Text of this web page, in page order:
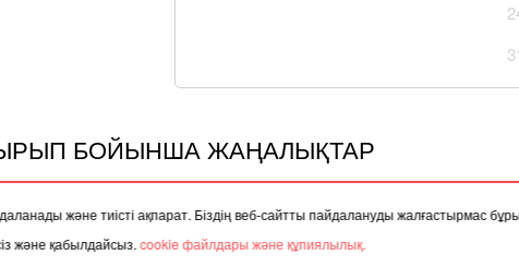
және тиісті ақпарат. Біздің веб-сайтты пайдалануды жалғастырмас
және қабылдайсыз.cookie файлдары және құпиялылық.
БОЙЫНША ЖАҢАЛЫҚТАР